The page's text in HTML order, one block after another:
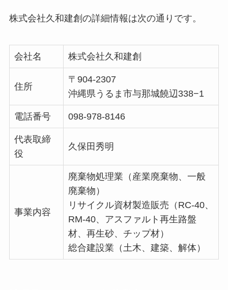
株式会社久和建創の詳細情報は次の通りです。
会社名 株式会社久和建創
住所
〒904-2307
沖縄県うるま市与那城饒辺338−1
電話番号 098-978-8146
代表取締
役
久保田秀明
事業内容
廃棄物処理業（産業廃棄物、一般
廃棄物）
リサイクル資材製造販売（RC-40、
RM-40、アスファルト再生路盤
材、再生砂、チップ材）
総合建設業（土木、建築、解体）